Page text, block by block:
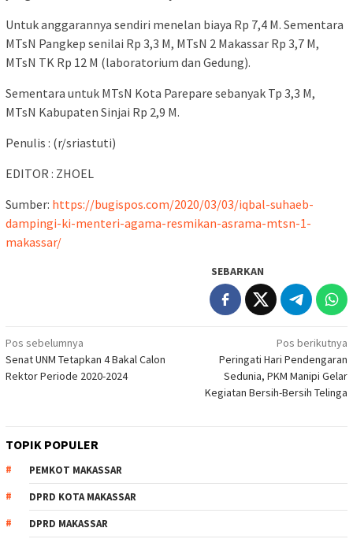
Untuk anggarannya sendiri menelan biaya Rp 7,4 M. Sementara
MTsN Pangkep senilai Rp 3,3 M, MTsN 2 Makassar Rp 3,7 M,
MTsN TK Rp 12 M (laboratorium dan Gedung).
Sementara untuk MTsN Kota Parepare sebanyak Tp 3,3 M,
MTsN Kabupaten Sinjai Rp 2,9 M.
Penulis : (r/sriastuti)
EDITOR : ZHOEL
Sumber: https://bugispos.com/2020/03/03/iqbal-suhaeb-
dampingi-ki-menteri-agama-resmikan-asrama-mtsn-1-
makassar/
SEBARKAN
Navigasi
pos
Pos sebelumnya
Senat UNM Tetapkan 4 Bakal Calon
Rektor Periode 2020-2024
Pos berikutnya
Peringati Hari Pendengaran
Sedunia, PKM Manipi Gelar
Kegiatan Bersih-Bersih Telinga
TOPIK POPULER
PEMKOT MAKASSAR
DPRD KOTA MAKASSAR
DPRD MAKASSAR